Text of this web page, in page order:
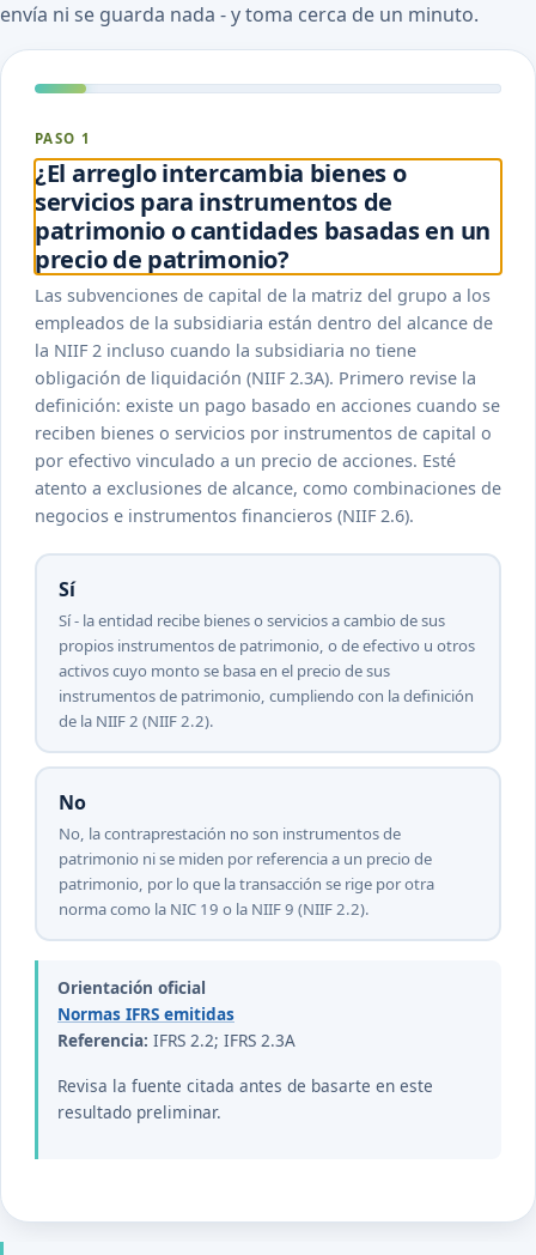
envía ni se guarda nada - y toma cerca de un minuto.
PASO 1
¿El arreglo intercambia bienes o
servicios para instrumentos de
patrimonio o cantidades basadas en un
precio de patrimonio?
Las subvenciones de capital de la matriz del grupo a los
empleados de la subsidiaria están dentro del alcance de
la NIIF 2 incluso cuando la subsidiaria no tiene
obligación de liquidación (NIIF 2.3A). Primero revise la
definición: existe un pago basado en acciones cuando se
reciben bienes o servicios por instrumentos de capital o
por efectivo vinculado a un precio de acciones. Esté
atento a exclusiones de alcance, como combinaciones de
negocios e instrumentos financieros (NIIF 2.6).
Sí
Sí - la entidad recibe bienes o servicios a cambio de sus
propios instrumentos de patrimonio, o de efectivo u otros
activos cuyo monto se basa en el precio de sus
instrumentos de patrimonio, cumpliendo con la definición
de la NIIF 2 (NIIF 2.2).
No
No, la contraprestación no son instrumentos de
patrimonio ni se miden por referencia a un precio de
patrimonio, por lo que la transacción se rige por otra
norma como la NIC 19 o la NIIF 9 (NIIF 2.2).
Orientación oficial
Normas IFRS emitidas
Referencia: IFRS 2.2; IFRS 2.3A
Revisa la fuente citada antes de basarte en este
resultado preliminar.